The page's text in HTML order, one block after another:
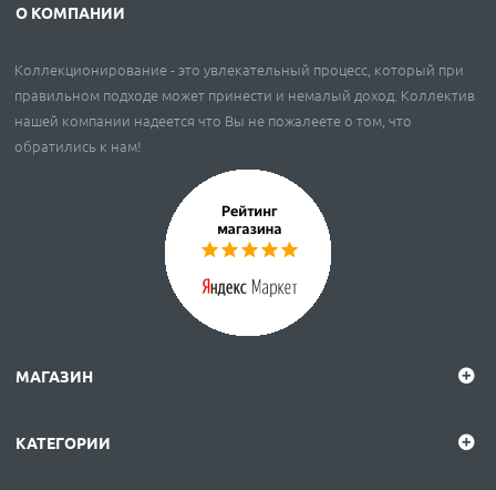
О КОМПАНИИ
Коллекционирование - это увлекательный процесс, который при
правильном подходе может принести и немалый доход. Коллектив
нашей компании надеется что Вы не пожалеете о том, что
обратились к нам!
МАГАЗИН
КАТЕГОРИИ